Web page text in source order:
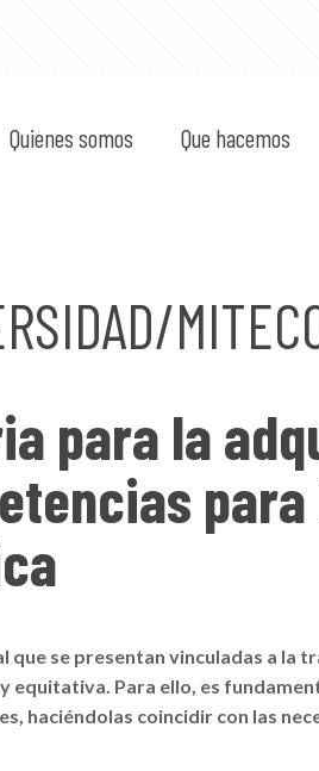
Quienes somos Que hacemos
para la
para
se presentan vinculadas a la
equitativa. Para ello, es
haciéndolas coincidir con las